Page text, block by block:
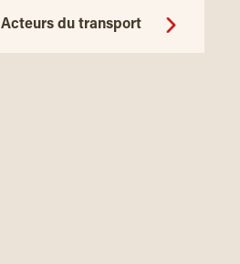
Acteurs du transport